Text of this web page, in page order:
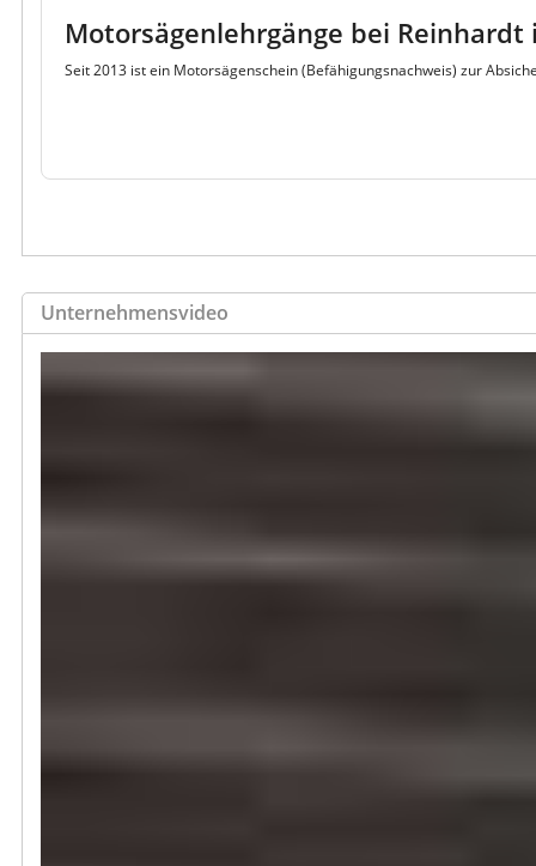
Motorsägenlehrgänge bei Reinhardt
Seit 2013 ist ein Motorsägenschein (Befähigungsnachweis) zur
Unternehmensvideo